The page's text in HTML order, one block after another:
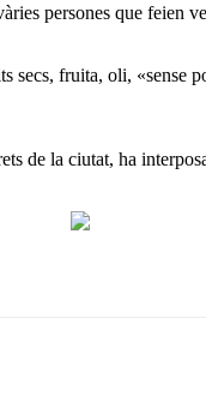
persones que feien
fruita, oli,
la ciutat, ha